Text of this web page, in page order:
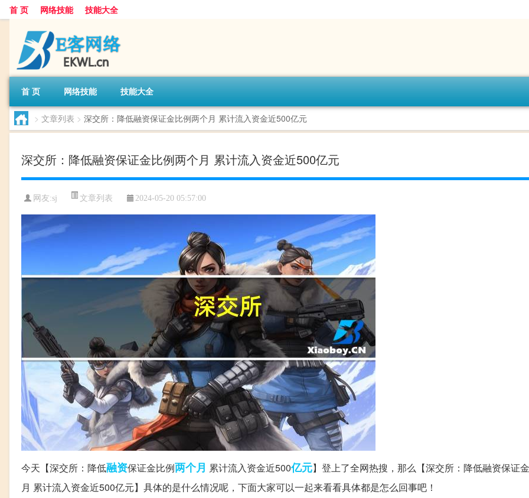
首 页 网络技能 技能大全
首 页 网络技能 技能大全
> 文章列表 > 深交所：降低融资保证金比例两个月 累计流入资金近500亿元
深交所：降低融资保证金比例两个月 累计流入资金近500亿元
网友:sj 文章列表 2024-05-20 05:57:00
今天【深交所：降低融资保证金比例两个月 累计流入资金近500亿元】登上了全网热搜，那么【深交所：降低融资保证
月 累计流入资金近500亿元】具体的是什么情况呢，下面大家可以一起来看看具体都是怎么回事吧！